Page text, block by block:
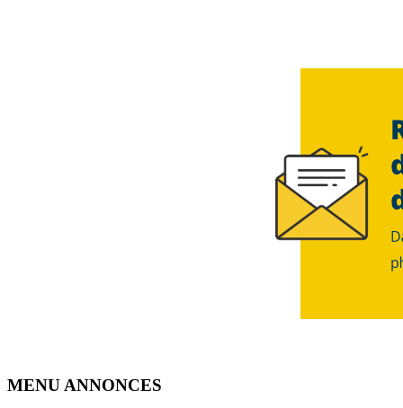
MENU ANNONCES